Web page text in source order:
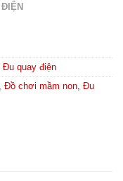
ĐIỆN
Đu quay điện
Đồ chơi mầm non Đu